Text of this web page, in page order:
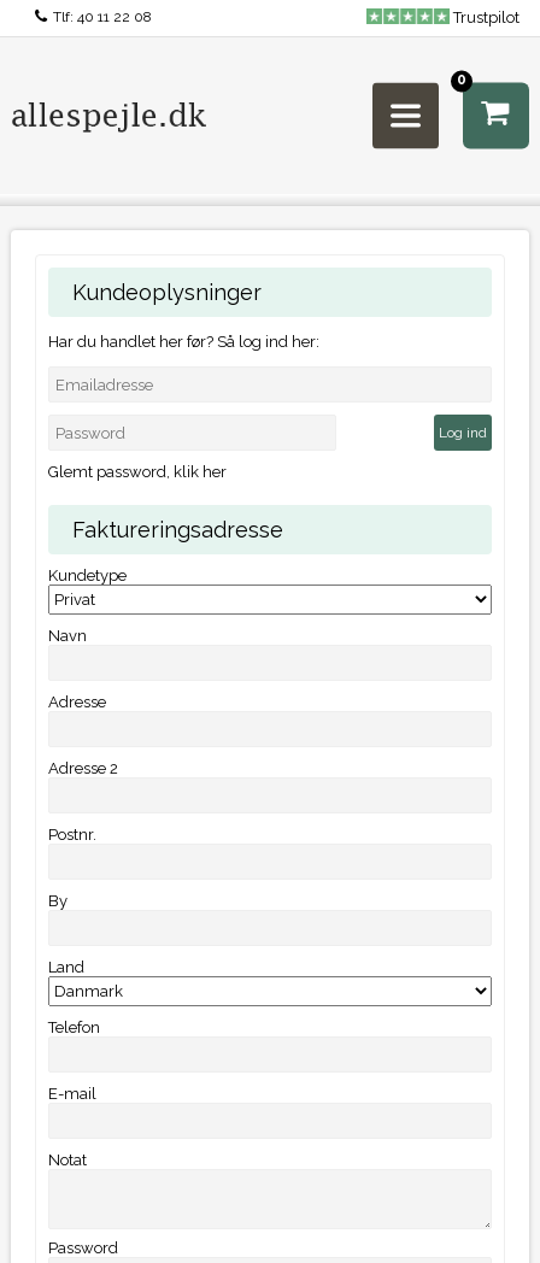
Tlf: 40 11 22 08 Trustpilot
0
Kundeoplysninger
Har du handlet her før? Så log ind her:
Glemt password, klik her
Faktureringsadresse
Kundetype
Navn
Adresse
Adresse 2
Postnr.
By
Land
Telefon
E-mail
Notat
Password